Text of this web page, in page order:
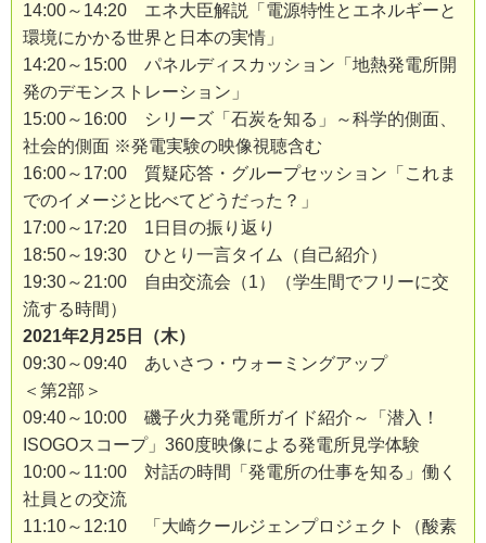
14:00～14:20 エネ大臣解説「電源特性とエネルギーと
環境にかかる世界と日本の実情」
14:20～15:00 パネルディスカッション「地熱発電所開
発のデモンストレーション」
15:00～16:00 シリーズ「石炭を知る」～科学的側面、
社会的側面 ※発電実験の映像視聴含む
16:00～17:00 質疑応答・グループセッション「これま
でのイメージと比べてどうだった？」
17:00～17:20 1日目の振り返り
18:50～19:30 ひとり一言タイム（自己紹介）
19:30～21:00 自由交流会（1）（学生間でフリーに交
流する時間）
2021年2月25日（木）
09:30～09:40 あいさつ・ウォーミングアップ
＜第2部＞
09:40～10:00 磯子火力発電所ガイド紹介～「潜入！
ISOGOスコープ」360度映像による発電所見学体験
10:00～11:00 対話の時間「発電所の仕事を知る」働く
社員との交流
11:10～12:10 「大崎クールジェンプロジェクト（酸素